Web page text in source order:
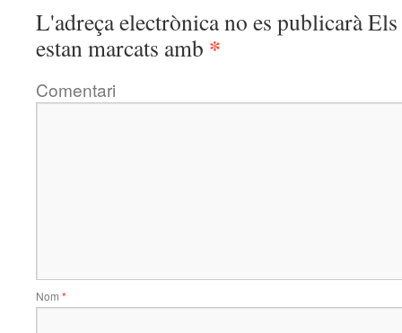
L'adreça electrònica no es publicaràEls
estan marcats amb *
Comentari
Nom *